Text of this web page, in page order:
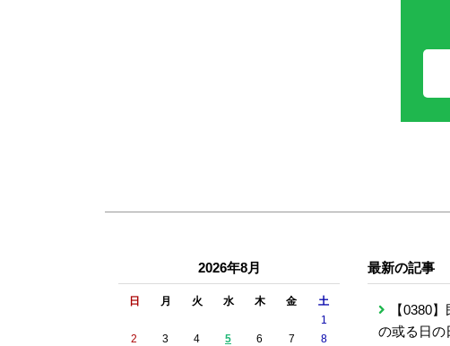
2026年8月
日 月 火 水 木 金 土
1
2
3 4 5 6 7
8
最新の記事
【0380
の或る日の